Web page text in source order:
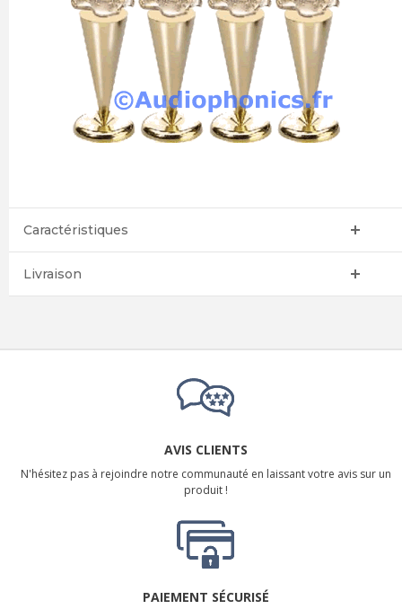
Caractéristiques
Livraison
AVIS CLIENTS
N'hésitez pas à rejoindre notre communauté en laissant votre avis sur un
produit !
PAIEMENT SÉCURISÉ